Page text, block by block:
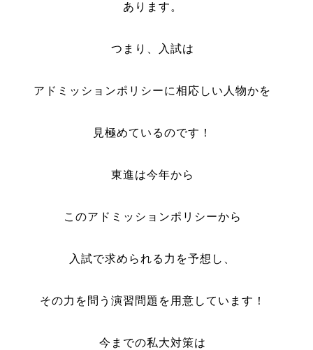
あります。
つまり、入試は
アドミッションポリシーに相応しい人物かを
見極めているのです！
東進は今年から
このアドミッションポリシーから
入試で求められる力を予想し、
その力を問う演習問題を用意しています！
今までの私大対策は